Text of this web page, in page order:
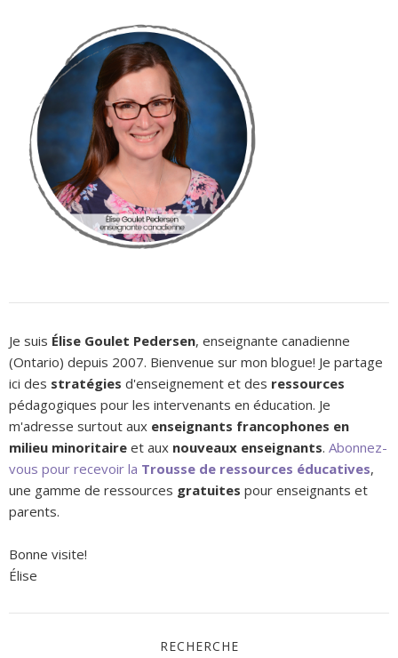
Je suis Élise Goulet Pedersen, enseignante canadienne
(Ontario) depuis 2007. Bienvenue sur mon blogue! Je partage
ici des stratégies d'enseignement et des ressources
pédagogiques pour les intervenants en éducation. Je
m'adresse surtout aux enseignants francophones en
milieu minoritaire et aux nouveaux enseignants. Abonnez-
vous pour recevoir la Trousse de ressources éducatives,
une gamme de ressources gratuites pour enseignants et
parents.
Bonne visite!
Élise
RECHERCHE